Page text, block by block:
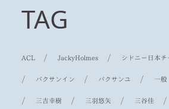
TAG
ACL / JackyHolmes / シドニー日本チ
/ パクサンイン / パクサンユ / 一般
/ 三吉幸樹 / 三羽悠矢 / 三谷佳